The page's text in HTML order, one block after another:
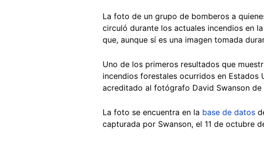
La foto de un grupo de bomberos a
circuló durante los actuales incendios en
que, aunque sí es una imagen tomada
Uno de los primeros resultados que
incendios forestales ocurridos en
acreditado al fotógrafo David Swanson de
La foto se encuentra en la base de datos
capturada por Swanson, el 11 de octubre